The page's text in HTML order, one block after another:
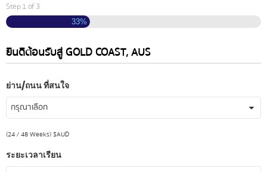
Step1of 3
33%
ยินดีต้อนรับสู่ GOLD COAST, AUS
ย่าน/ถนน ที่สนใจ
(24 / 48 Weeks) $AUD
ระยะเวลาเรียน